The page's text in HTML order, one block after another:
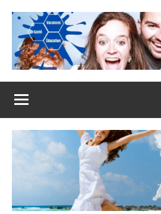
contenu
Guide
Famille